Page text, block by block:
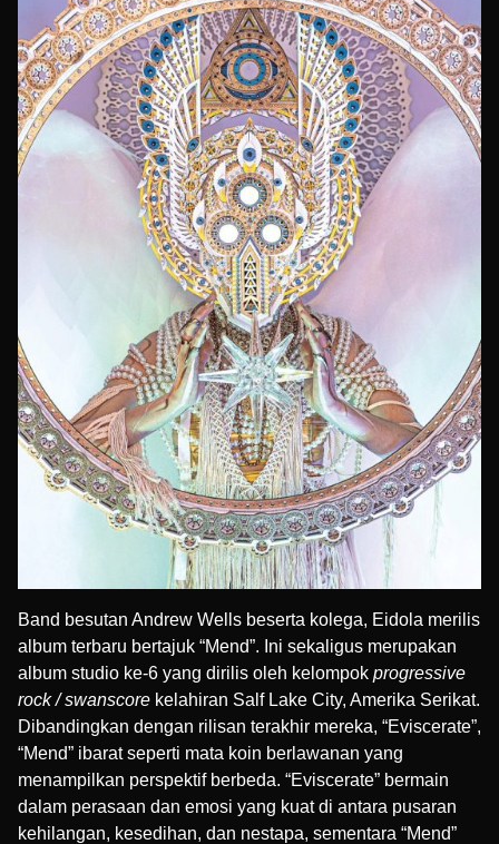
Band besutan Andrew Wells beserta kolega, Eidola merilis
album terbaru bertajuk “Mend”. Ini sekaligus merupakan
album studio ke-6 yang dirilis oleh kelompok progressive
rock / swanscore kelahiran Salf Lake City, Amerika Serikat.
Dibandingkan dengan rilisan terakhir mereka, “Eviscerate”,
“Mend” ibarat seperti mata koin berlawanan yang
menampilkan perspektif berbeda. “Eviscerate” bermain
dalam perasaan dan emosi yang kuat di antara pusaran
kehilangan, kesedihan, dan nestapa, sementara “Mend”